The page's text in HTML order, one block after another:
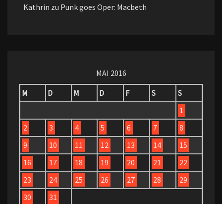
Kathrin zu Punk goes Oper: Macbeth
MAI 2016
M
D M D F S
S
1
2
3 4 5 6 7
8
9
10 11 12 13 14
15
16
17 18 19 20 21
22
23
24 25 26 27 28
29
30
31